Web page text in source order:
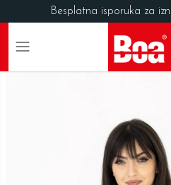
Besplatna isporuka za